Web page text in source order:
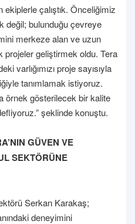
çalıştık. Önceliğimiz
değil; bulunduğu çevreye
merkeze alan ve uzun
projeler geliştirmek oldu. Tera
varlığımızı proje sayısıyla
tanımlamak istiyoruz.
örnek gösterilecek bir kalite
şeklinde konuştu.
GÜVEN VE
SEKTÖRÜNE
Serkan Karakaş;
deneyimini